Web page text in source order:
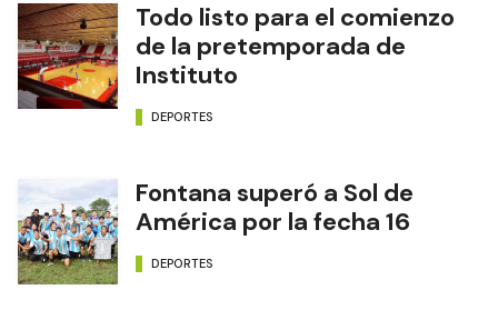
Todo listo para el comienzo
de la pretemporada de
Instituto
DEPORTES
Fontana superó a Sol de
América por la fecha 16
DEPORTES